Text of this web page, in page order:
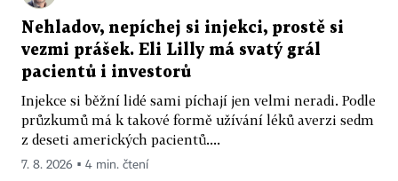
Nehladov, nepíchej si injekci, prostě si
vezmi prášek. Eli Lilly má svatý grál
pacientů i investorů
Injekce si běžní lidé sami píchají jen velmi neradi. Podle
průzkumů má k takové formě užívání léků averzi sedm
z deseti amerických pacientů....
7. 8. 2026 ▪ 4 min. čtení